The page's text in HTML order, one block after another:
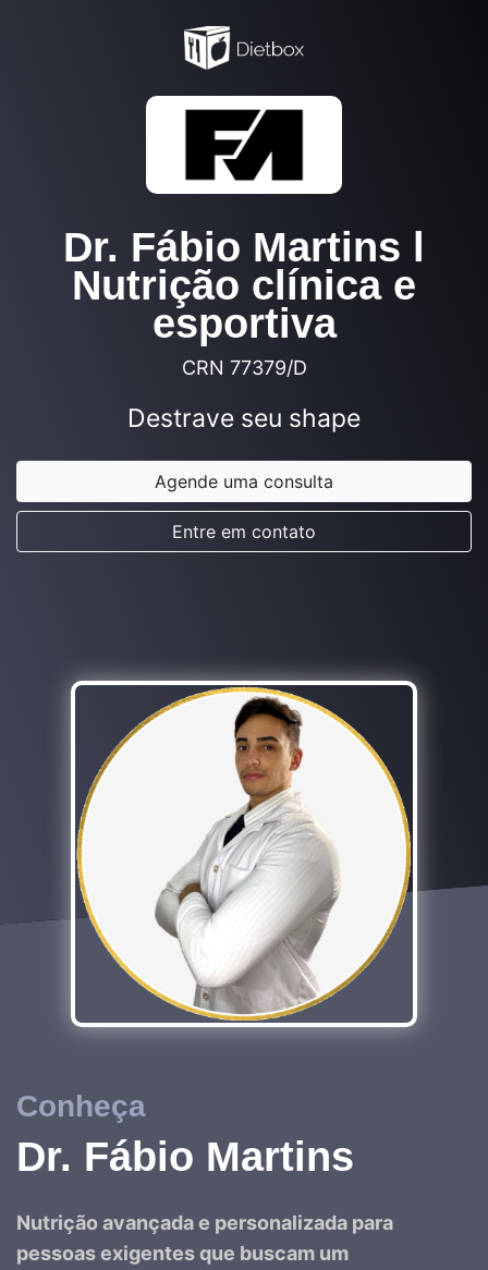
Dr. Fábio Martins l
Nutrição clínica e
esportiva
CRN 77379/D
Destrave seu shape
Agende uma consulta
Entre em contato
Conheça
Dr. Fábio Martins
Nutrição avançada e personalizada para
pessoas exigentes que buscam um